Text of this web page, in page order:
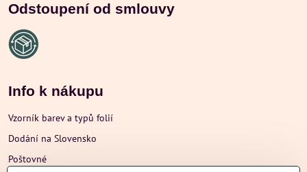
Odstoupení od smlouvy
Info k nákupu
Vzorník barev a typů folií
Dodání na Slovensko
Poštovné